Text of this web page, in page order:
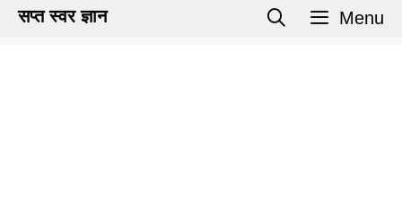
Skipसप्त स्वर ज्ञान Menu